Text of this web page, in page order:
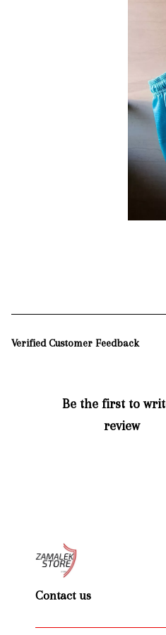
Verified Customer Feedback
Be the first to
review
Contact us